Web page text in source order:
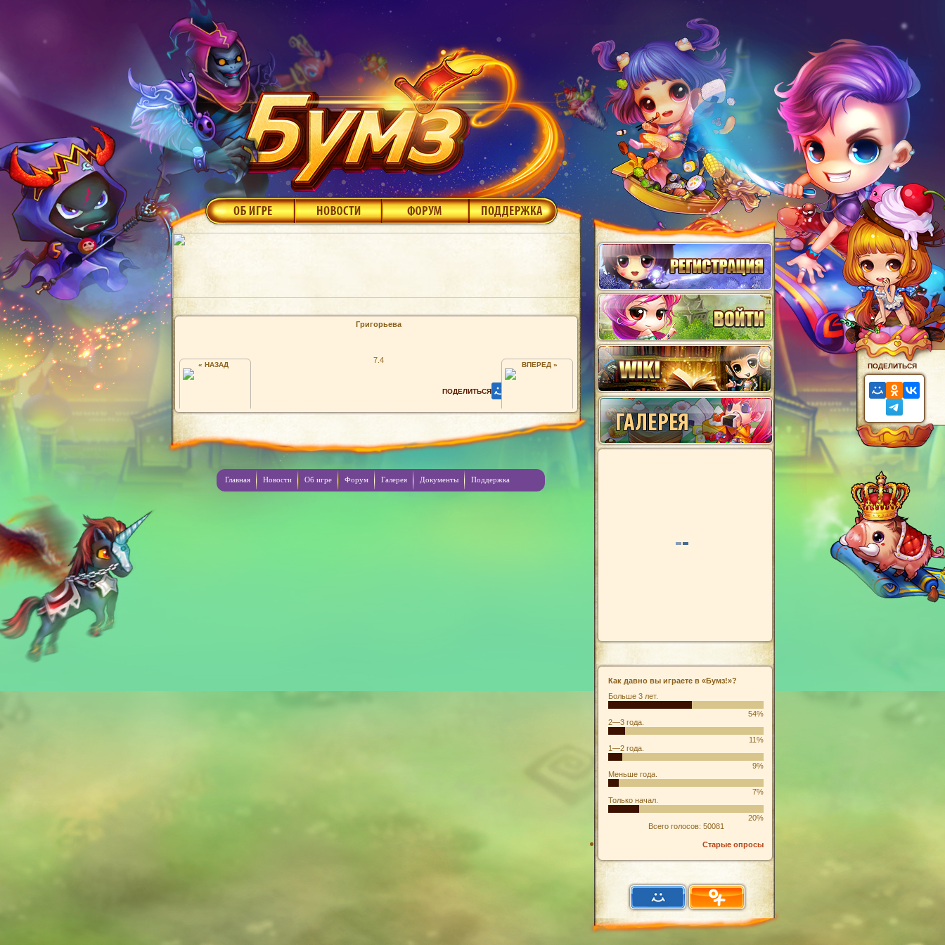
Григорьева
7.4
« НАЗАД
СОНЕЧКА
ВПЕРЕД »
ЯСЕРЁГА
Главная Новости Об игре Форум Галерея Документы Поддержка
Как давно вы играете в «Бумз!»?
Больше 3 лет.
54%
2—3 года.
11%
1—2 года.
9%
Меньше года.
7%
Только начал.
20%
Всего голосов: 50081
Старые опросы